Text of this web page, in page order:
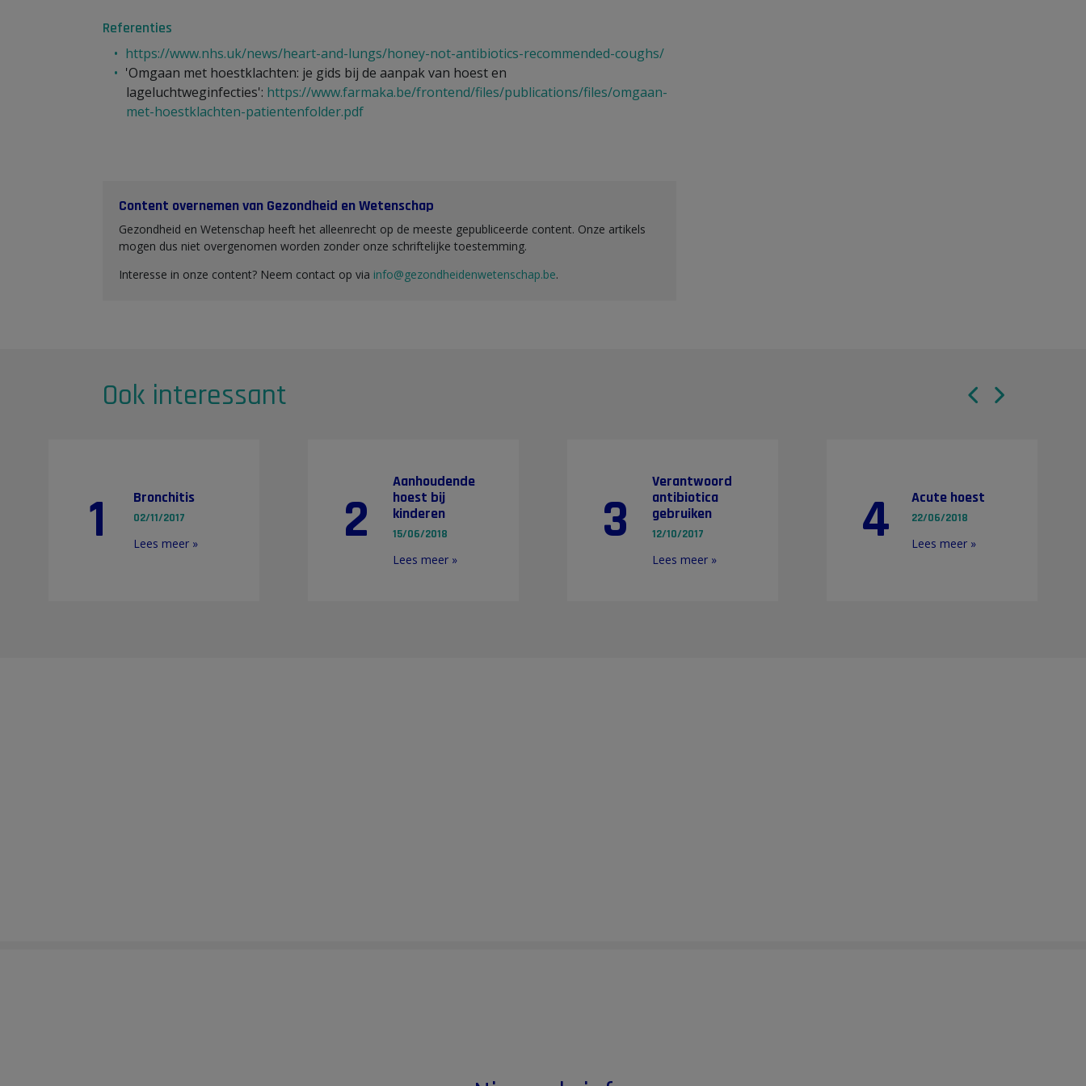
Referenties
https://www.nhs.uk/news/heart-and-lungs/honey-not-antibiotics-recommended-coughs/
'Omgaan met hoestklachten: je gids bij de aanpak van hoest en
lageluchtweginfecties': https://www.farmaka.be/frontend/files/publications/files/omgaan-
met-hoestklachten-patientenfolder.pdf
Content overnemen van Gezondheid en Wetenschap
Gezondheid en Wetenschap heeft het alleenrecht op de meeste gepubliceerde content. Onze artikels
mogen dus niet overgenomen worden zonder onze schriftelijke toestemming.
Interesse in onze content? Neem contact op via info@gezondheidenwetenschap.be.
Ook interessant
1 Bronchitis
02/11/2017
Lees meer » 2
Aanhoudende
hoest bij
kinderen
15/06/2018
Lees meer »
3
Verantwoord
antibiotica
gebruiken
12/10/2017
Lees meer »
4 Acute hoest
22/06/2018
Lees meer »